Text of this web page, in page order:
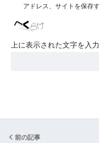
アドレス、サイトを保存す
上に表示された文字を入
前の記事